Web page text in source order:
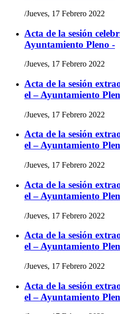
/Jueves, 17 Febrero 2022
Acta de la sesión
Ayuntamiento Pleno -
/Jueves, 17 Febrero 2022
Acta de la sesión
el – Ayuntamiento
/Jueves, 17 Febrero 2022
Acta de la sesión
el – Ayuntamiento
/Jueves, 17 Febrero 2022
Acta de la sesión
el – Ayuntamiento
/Jueves, 17 Febrero 2022
Acta de la sesión
el – Ayuntamiento
/Jueves, 17 Febrero 2022
Acta de la sesión
el – Ayuntamiento